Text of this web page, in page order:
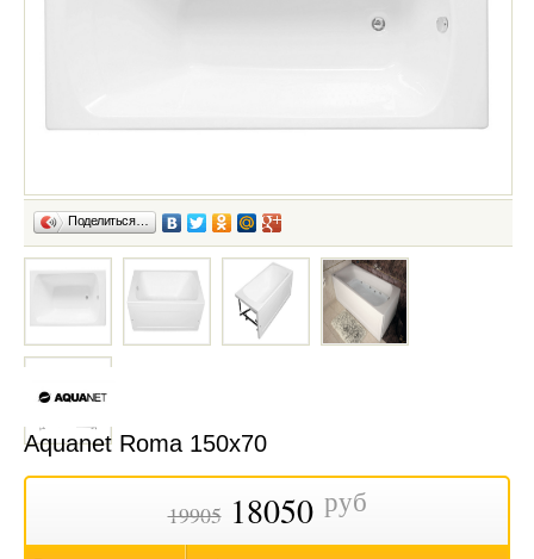
Поделиться…
Aquanet Roma 150х70
19905 18050 руб